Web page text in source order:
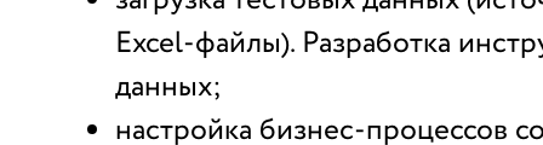
Excel-файлы). Разработка
данных;
настройка бизнес-процессов